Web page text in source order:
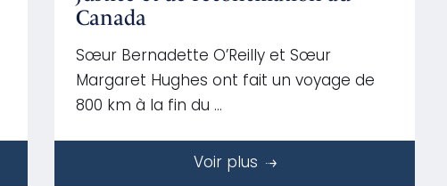
Canada
Sœur Bernadette O’Reilly et Sœur
Margaret Hughes ont fait un voyage de
800 km à la fin du …
Voir plus